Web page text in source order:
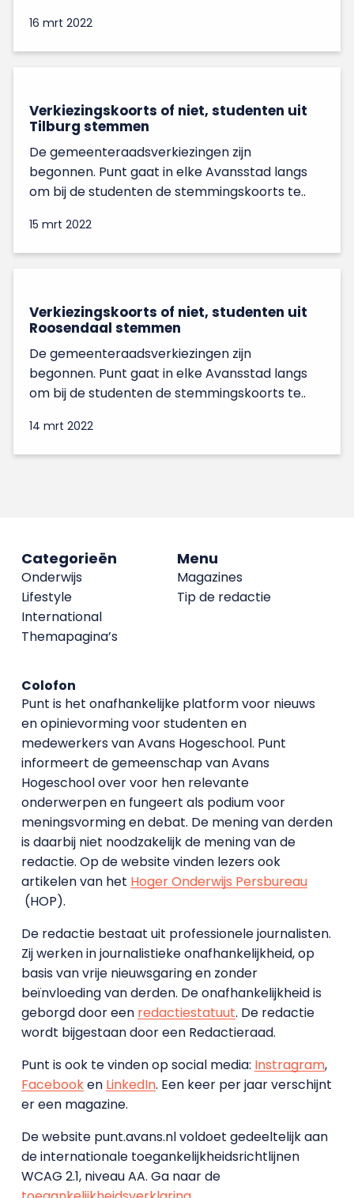
16 mrt 2022
Verkiezingskoorts of niet, studenten uit
Tilburg stemmen
De gemeenteraadsverkiezingen zijn
begonnen. Punt gaat in elke Avansstad langs
om bij de studenten de stemmingskoorts te..
15 mrt 2022
Verkiezingskoorts of niet, studenten uit
Roosendaal stemmen
De gemeenteraadsverkiezingen zijn
begonnen. Punt gaat in elke Avansstad langs
om bij de studenten de stemmingskoorts te..
14 mrt 2022
Menu
Magazines
Tip de redactie
Categorieën
Onderwijs
Lifestyle
International
Themapagina’s
Colofon
Punt is het onafhankelijke platform voor nieuws
en opinievorming voor studenten en
medewerkers van Avans Hoge­school. Punt
informeert de gemeenschap van Avans
Hogeschool over voor hen relevante
onderwerpen en fungeert als podium voor
meningsvorming en debat. De mening van derden
is daarbij niet noodzakelijk de mening van de
redactie. Op de website vinden lezers ook
artikelen van het Hoger Onderwijs Persbureau
(HOP).
De redactie bestaat uit professionele journalisten.
Zij werken in journalistieke onafhankelijkheid, op
basis van vrije nieuwsgaring en zonder
beïnvloeding van derden. De onafhankelijkheid is
geborgd door een redactiestatuut. De redactie
wordt bijgestaan door een Redactieraad.
Punt is ook te vinden op social media: Instragram,
Facebooken LinkedIn. Een keer per jaar verschijnt
er een magazine.
De website punt.avans.nl voldoet gedeeltelijk aan
de internationale toegankelijkheidsrichtlijnen
WCAG 2.1, niveau AA. Ga naar de